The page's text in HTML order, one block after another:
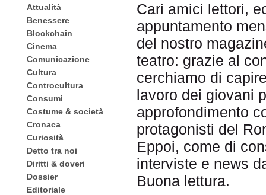
Attualità
Benessere
Blockchain
Cinema
Comunicazione
Cultura
Controcultura
Consumi
Costume & società
Cronaca
Curiosità
Detto tra noi
Diritti & doveri
Dossier
Editoriale
Cari amici lettori,
appuntamento
del nostro
teatro: grazie al
cerchiamo di
lavoro dei giovani
approfondimento
protagonisti del
Eppoi, come di
interviste e news
Buona lettura.